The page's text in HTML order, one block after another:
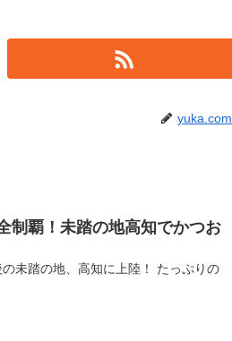
yuka.com
制覇！未踏の地高知でかつお
未踏の地、高知に上陸！ たっぷりの